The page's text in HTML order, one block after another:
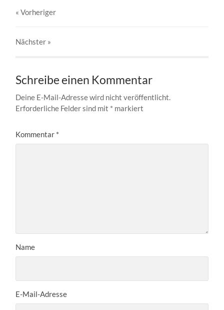
« Vorheriger
Nächster »
Schreibe einen Kommentar
Deine E-Mail-Adresse wird nicht veröffentlicht.
Erforderliche Felder sind mit * markiert
Kommentar *
Name
E-Mail-Adresse